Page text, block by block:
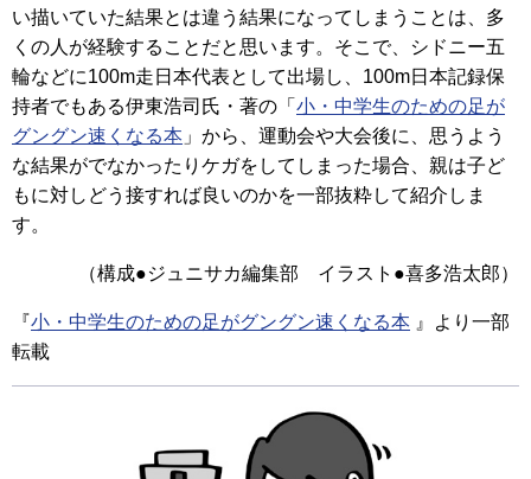
い描いていた結果とは違う結果になってしまうことは、多
くの人が経験することだと思います。そこで、シドニー五
輪などに100m走日本代表として出場し、100m日本記録保
持者でもある伊東浩司氏・著の「 小・中学生のための足が
グングン速くなる本 」から、運動会や大会後に、思うよう
な結果がでなかったりケガをしてしまった場合、親は子ど
もに対しどう接すれば良いのかを一部抜粋して紹介しま
す。
（構成●ジュニサカ編集部 イラスト●喜多浩太郎）
『小・中学生のための足がグングン速くなる本 』より一部
転載